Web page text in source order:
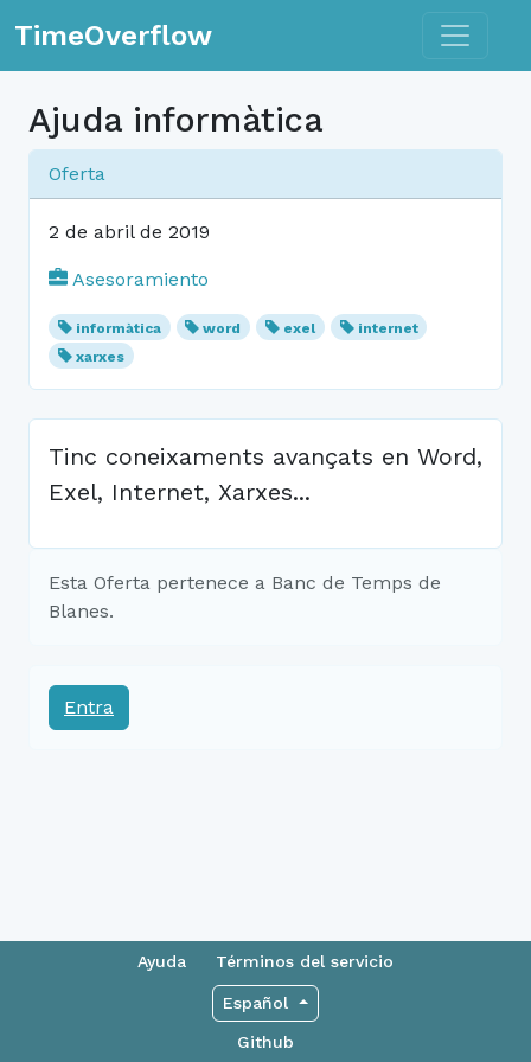
TimeOverflow Toggle
Ajuda informàtica
Oferta
2 de abril de 2019
Asesoramiento
informàtica word exel
internet
xarxes
Tinc coneixaments avançats en Word,
Exel, Internet, Xarxes...
Esta Oferta pertenece a Banc de Temps de
Blanes.
Entra
Ayuda Términos del servicio
Español
Github